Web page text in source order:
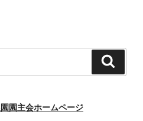
索
園主会ホームページ